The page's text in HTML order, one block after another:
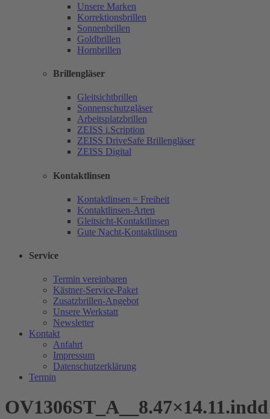
Unsere Marken
Korrektionsbrillen
Sonnenbrillen
Goldbrillen
Hornbrillen
Brillengläser
Gleitsichtbrillen
Sonnenschutzgläser
Arbeitsplatzbrillen
ZEISS i.Scription
ZEISS DriveSafe Brillengläser
ZEISS Digital
Kontaktlinsen
Kontaktlinsen = Freiheit
Kontaktlinsen-Arten
Gleitsicht-Kontaktlinsen
Gute Nacht-Kontaktlinsen
Service
Termin vereinbaren
Kästner-Service-Paket
Zusatzbrillen-Angebot
Unsere Werkstatt
Newsletter
Kontakt
Anfahrt
Impressum
Datenschutzerklärung
Termin
OV1306ST_A__8.47×14.11.indd